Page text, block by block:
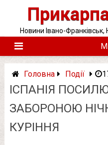
Новини Івано-Франківськ,
Головна Події
ІСПАНІЯ
ЗАБОРОНОЮ
КУРІННЯ